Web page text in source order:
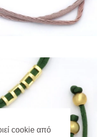
cookie από